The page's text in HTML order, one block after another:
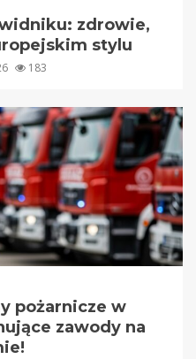
zdrowie,
stylu
183
pożarnicze w
zawody na